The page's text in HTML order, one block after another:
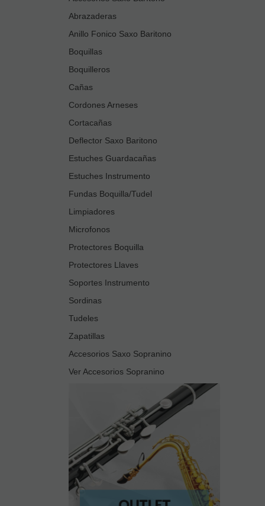
Abrazaderas
Anillo Fonico Saxo Baritono
Boquillas
Boquilleros
Cañas
Cordones Arneses
Cortacañas
Deflector Saxo Baritono
Estuches Guardacañas
Estuches Instrumento
Fundas Boquilla/Tudel
Limpiadores
Microfonos
Protectores Boquilla
Protectores Llaves
Soportes Instrumento
Sordinas
Tudeles
Zapatillas
Accesorios Saxo Sopranino
Ver Accesorios Sopranino